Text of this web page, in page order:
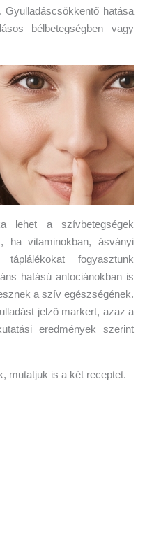
hatása
bélbetegségben vagy
lehet a szívbetegségek
ha vitaminokban, ásványi
fogyasztunk
hatású antociánokban is
a szív egészségének.
jelző markert, azaz a
eredmények szerint
mutatjuk is a két receptet.